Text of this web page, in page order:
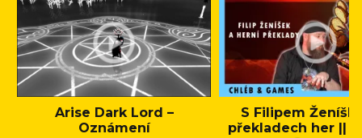
Arise Dark Lord –
Oznámení
S Filipem
překladech her ||